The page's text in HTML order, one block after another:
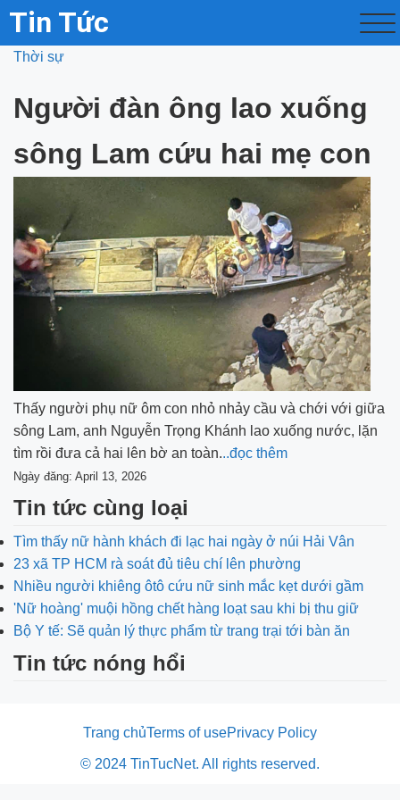
Tin Tức
Thời sự
Người đàn ông lao xuống
sông Lam cứu hai mẹ con
Thấy người phụ nữ ôm con nhỏ nhảy cầu và chới với giữa
sông Lam, anh Nguyễn Trọng Khánh lao xuống nước, lặn
tìm rồi đưa cả hai lên bờ an toàn...đọc thêm
Ngày đăng: April 13, 2026
Tin tức cùng loại
Tìm thấy nữ hành khách đi lạc hai ngày ở núi Hải Vân
23 xã TP HCM rà soát đủ tiêu chí lên phường
Nhiều người khiêng ôtô cứu nữ sinh mắc kẹt dưới gầm
'Nữ hoàng' muội hồng chết hàng loạt sau khi bị thu giữ
Bộ Y tế: Sẽ quản lý thực phẩm từ trang trại tới bàn ăn
Tin tức nóng hổi
Trang chủTerms of usePrivacy Policy
© 2024 TinTucNet. All rights reserved.